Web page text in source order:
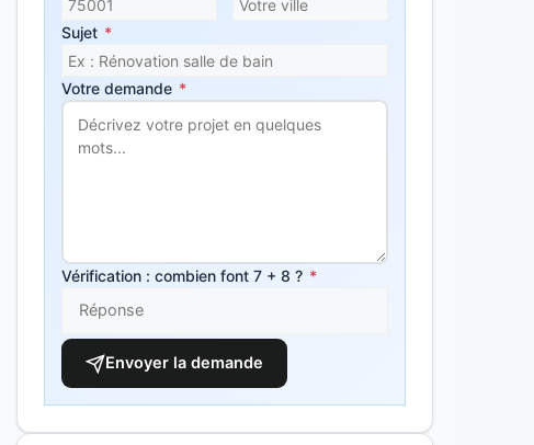
Sujet *
Votre demande *
Vérification : combien font 7 + 8 ? *
Envoyer la demande